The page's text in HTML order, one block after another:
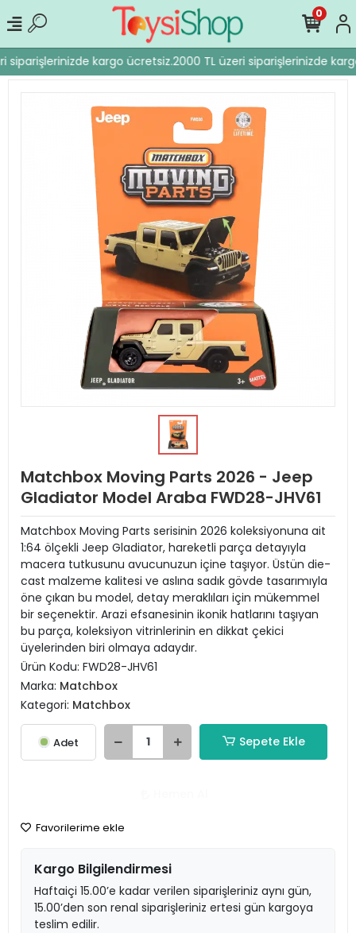
siparişlerinizde kargo ücretsiz.2000 TL üzeri siparişlerinizde
0
Matchbox Moving Parts 2026 - Jeep
Gladiator Model Araba FWD28-JHV61
Matchbox Moving Parts serisinin 2026 koleksiyonuna ait
1:64 ölçekli Jeep Gladiator, hareketli parça detayıyla
macera tutkusunu avucunuzun içine taşıyor. Üstün die-
cast malzeme kalitesi ve aslına sadık gövde tasarımıyla
öne çıkan bu model, detay meraklıları için mükemmel
bir seçenektir. Arazi efsanesinin ikonik hatlarını taşıyan
bu parça, koleksiyon vitrinlerinin en dikkat çekici
üyelerinden biri olmaya adaydır.
Ürün Kodu: FWD28-JHV61
Marka: Matchbox
Kategori: Matchbox
Adet Sepete Ekle
Favorilerime ekle
Kargo Bilgilendirmesi
Haftaiçi 15.00’e kadar verilen siparişleriniz aynı gün,
15.00’den son renal siparişleriniz ertesi gün kargoya
teslim edilir.